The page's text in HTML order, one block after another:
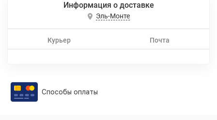
Информация о доставке
Эль-Монте
Курьер Почта
Способы оплаты